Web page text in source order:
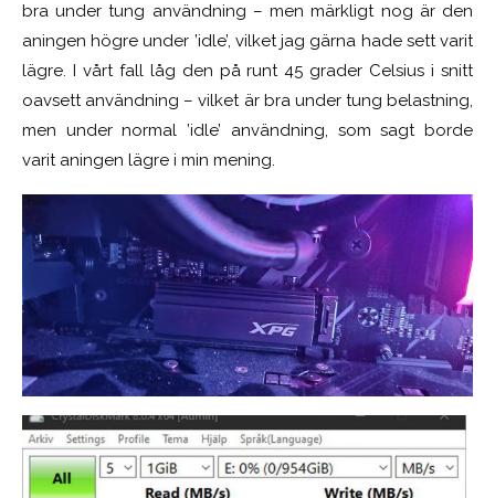
bra under tung användning – men märkligt nog är den
aningen högre under ’idle’, vilket jag gärna hade sett varit
lägre. I vårt fall låg den på runt 45 grader Celsius i snitt
oavsett användning – vilket är bra under tung belastning,
men under normal ’idle’ användning, som sagt borde
varit aningen lägre i min mening.